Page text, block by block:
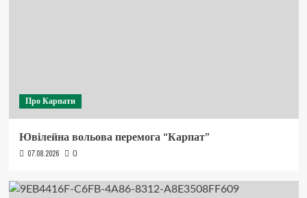
Про Карпати
Ювілейна вольова перемога “Карпат”
07.08.2026 0